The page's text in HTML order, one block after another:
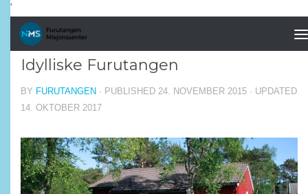
'
Skip to content
FREMHEVET
Idylliske Furutangen
BY FURUTANGEN · PUBLISHED 24. NOVEMBER 2015 · UPDATED
14. OKTOBER 2017